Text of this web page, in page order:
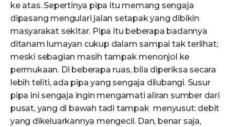
ke atas. Sepertinya pipa itu memang sengaja
dipasang mengulari jalan setapak yang dibikin
masyarakat sekitar. Pipa itu beberapa badannya
ditanam lumayan cukup dalam sampai tak terlihat;
meski sebagian masih tampak menonjol ke
permukaan. Di beberapa ruas, bila diperiksa secara
lebih teliti, ada pipa yang sengaja dilubangi. Susur
pipa ini sengaja ingin mengamati aliran sumber dari
pusat, yang di bawah tadi tampak menyusut: debit
yang dikeluarkannya mengecil. Dan, benar saja,